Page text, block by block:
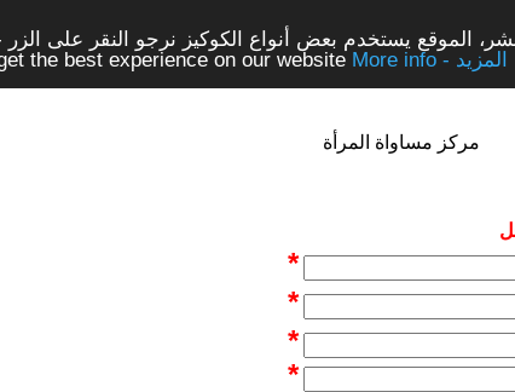
الموقع يستخدم بعض أنواع الكوكيز نرجو النقر على
the best experience on our website
More info - المزيد
مركز مساواة المرأة
*
*
*
*